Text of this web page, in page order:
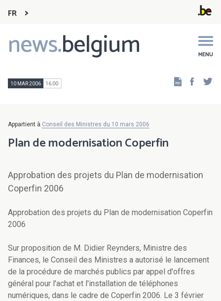
FR
news.belgium MENU
Main
navigation
10 MAR 2006 16:00
Appartient à Conseil des Ministres du 10 mars 2006
Plan de modernisation Coperfin
Approbation des projets du Plan de modernisation
Coperfin 2006
Approbation des projets du Plan de modernisation Coperfin
2006
Sur proposition de M. Didier Reynders, Ministre des
Finances, le Conseil des Ministres a autorisé le lancement
de la procédure de marchés publics par appel d'offres
général pour l'achat et l'installation de téléphones
numériques, dans le cadre de Coperfin 2006. Le 3 février